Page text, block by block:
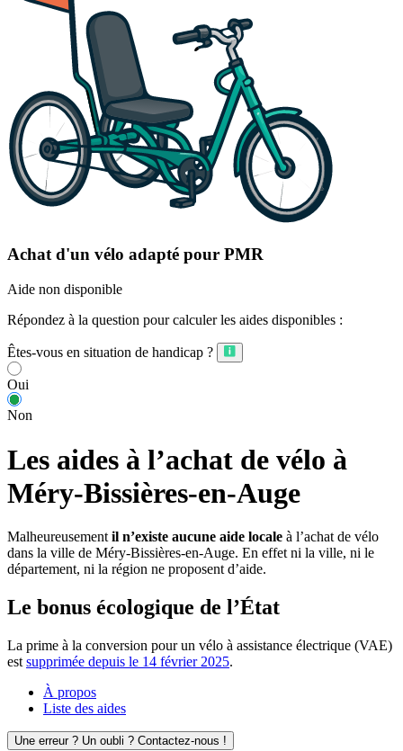
Achat d'un vélo adapté pour PMR
Aide non disponible
Répondez à la question pour calculer les aides disponibles :
Êtes-vous en situation de handicap ?
Oui
Non
Les aides à l’achat de vélo à
Méry-Bissières-en-Auge
Malheureusement il n’existe aucune aide locale à l’achat de vélo
dans la ville de Méry-Bissières-en-Auge. En effet ni la ville, ni le
département, ni la région ne proposent d’aide.
Le bonus écologique de l’État
La prime à la conversion pour un vélo à assistance électrique (VAE)
est supprimée depuis le 14 février 2025.
À propos
Liste des aides
Une erreur ? Un oubli ? Contactez-nous !